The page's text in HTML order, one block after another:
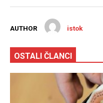
AUTHOR istok
OSTALI ČLANCI